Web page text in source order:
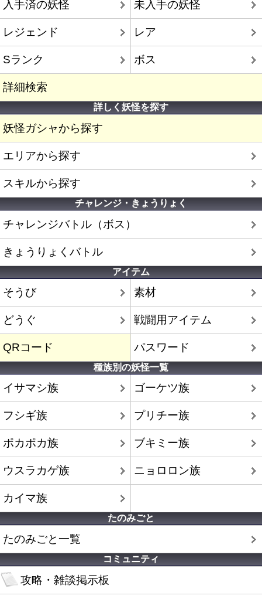
入手済の妖怪 未入手の妖怪
レジェンド レア
Sランク ボス
詳細検索
詳しく妖怪を探す
妖怪ガシャから探す
エリアから探す
スキルから探す
チャレンジ・きょうりょく
チャレンジバトル（ボス）
きょうりょくバトル
アイテム
そうび 素材
どうぐ 戦闘用アイテム
QRコード パスワード
種族別の妖怪一覧
イサマシ族 ゴーケツ族
フシギ族 プリチー族
ポカポカ族 ブキミー族
ウスラカゲ族 ニョロロン族
カイマ族
たのみごと
たのみごと一覧
コミュニティ
攻略・雑談掲示板